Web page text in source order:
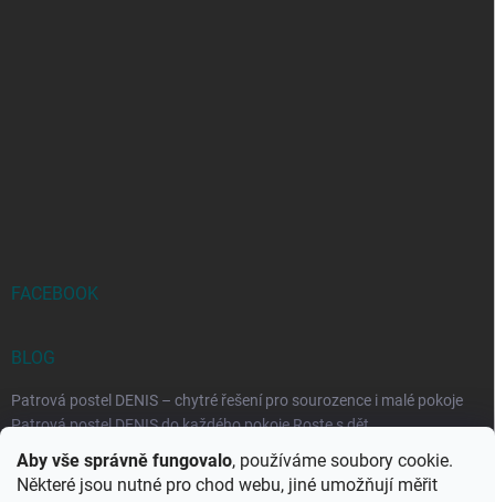
Aby vše správně fungovalo, používáme soubory cookie.
Některé jsou nutné pro chod webu, jiné umožňují měřit
FACEBOOK
BLOG
Patrová postel DENIS – chytré řešení pro sourozence i malé pokoje
Patrová postel DENIS do každého pokoje Roste s dět...
Rozkládací postele RELAX – ideální řešení pro malé prostory i
každodenní spaní